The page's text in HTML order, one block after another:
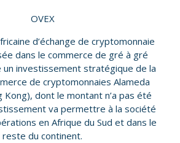
OVEX
d’échange de cryptomonnaie
dans le commerce de gré à gré
un investissement stratégique de la
de cryptomonnaies Alameda
Kong), dont le montant n’a pas été
va permettre à la société
en Afrique du Sud et dans le
reste du continent.